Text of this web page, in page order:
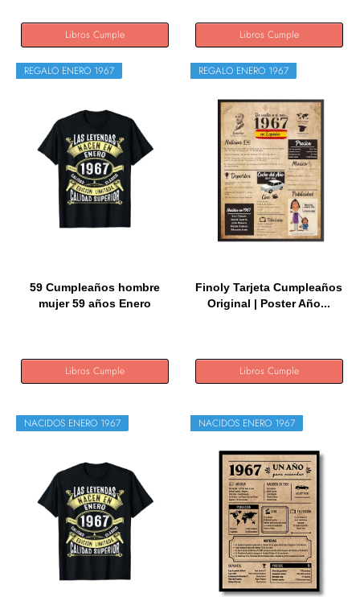
Libros Cumple Libros Cumple
REGALO ENERO 1967
59 Cumpleaños hombre
mujer 59 años Enero
Libros Cumple
REGALO ENERO 1967
Finoly Tarjeta Cumpleaños
Original | Poster Año...
Libros Cumple
NACIDOS ENERO 1967 NACIDOS ENERO 1967